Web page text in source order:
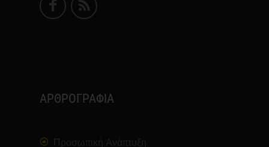
ΑΡΘΡΟΓΡΑΦΙΑ
Προσωπική Ανάπτυξη